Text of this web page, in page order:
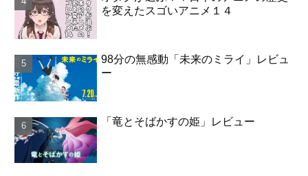
を変えたスゴいアニメ１４
98分の無感動「未来のミライ」レビュ
ー
「竜とそばかすの姫」レビュー